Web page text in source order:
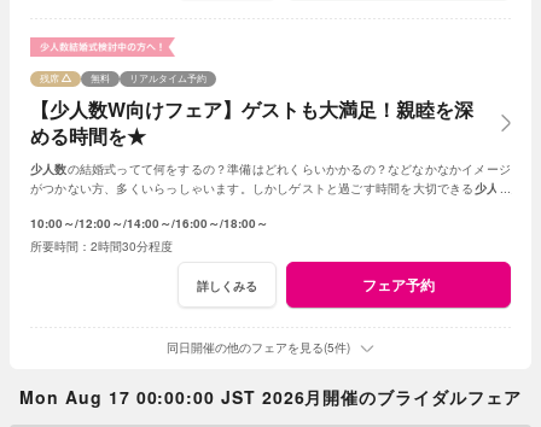
【少人数W向けフェア】ゲストも大満足！親睦を深
める時間を★
残席 無料 リアルタイム予約
少人数の結婚式ってて何をするの？準備はどれくらいかかるの？などなかなかイメージ
がつかない方、多くいらっしゃいます。しかしゲストと過ごす時間を大切できる少人数
10:00～ 12:00～ 14:00～ 16:00～ 18:00～
2時間30分程度
詳しくみる フェア予約
同日開催の他のフェアを見る(5件)
Mon Aug 17 00:00:00 JST 2026月開催のブライダルフェア